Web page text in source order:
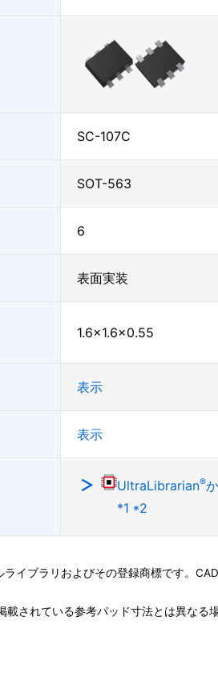
SC-107C
SOT-563
6
表面実装
1.6×1.6×0.55
表示
表示
UltraLibrarian®
*1 *2
イブラリおよびその登録商標です。
されている参考パッド寸法とは異なる